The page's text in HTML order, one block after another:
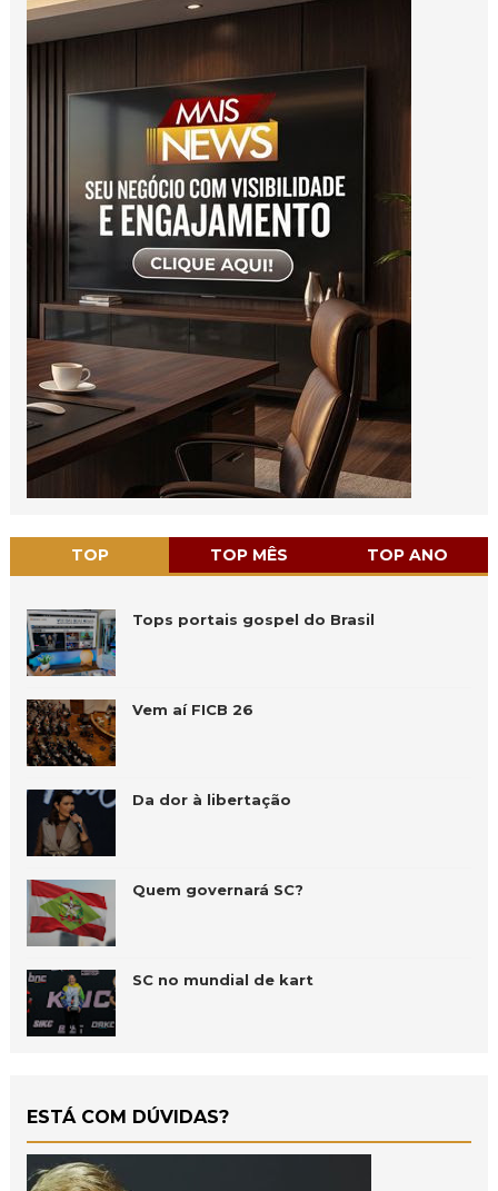
TOP TOP MÊS TOP ANO
Tops portais gospel do Brasil
Vem aí FICB 26
Da dor à libertação
Quem governará SC?
SC no mundial de kart
ESTÁ COM DÚVIDAS?